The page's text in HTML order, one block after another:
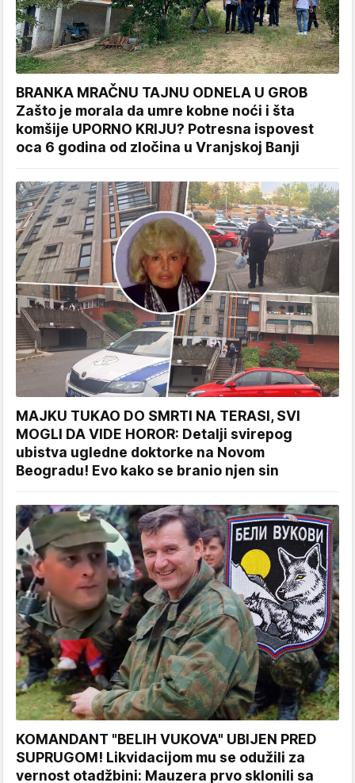
BRANKA MRAČNU TAJNU ODNELA U GROB
Zašto je morala da umre kobne noći i šta
komšije UPORNO KRIJU? Potresna ispovest
oca 6 godina od zločina u Vranjskoj Banji
MAJKU TUKAO DO SMRTI NA TERASI, SVI
MOGLI DA VIDE HOROR: Detalji svirepog
ubistva ugledne doktorke na Novom
Beogradu! Evo kako se branio njen sin
KOMANDANT "BELIH VUKOVA" UBIJEN PRED
SUPRUGOM! Likvidacijom mu se odužili za
vernost otadžbini: Mauzera prvo sklonili sa